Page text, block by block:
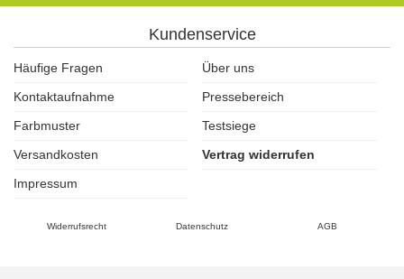
Kundenservice
Häufige Fragen
Über uns
Kontaktaufnahme
Pressebereich
Farbmuster
Testsiege
Versandkosten
Vertrag widerrufen
Impressum
Widerrufsrecht Datenschutz AGB